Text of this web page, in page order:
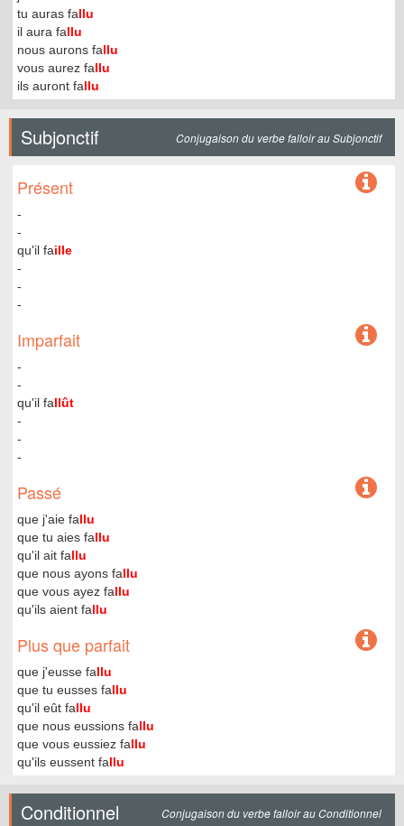
tu auras fallu
il aura fallu
nous aurons fallu
vous aurez fallu
ils auront fallu
Subjonctif Conjugaison du verbe falloir au Subjonctif
Présent
-
-
qu'il faille
-
-
-
Imparfait
-
-
qu'il fallût
-
-
-
Passé
que j'aie fallu
que tu aies fallu
qu'il ait fallu
que nous ayons fallu
que vous ayez fallu
qu'ils aient fallu
Plus que parfait
que j'eusse fallu
que tu eusses fallu
qu'il eût fallu
que nous eussions fallu
que vous eussiez fallu
qu'ils eussent fallu
Conditionnel Conjugaison du verbe falloir au Conditionnel